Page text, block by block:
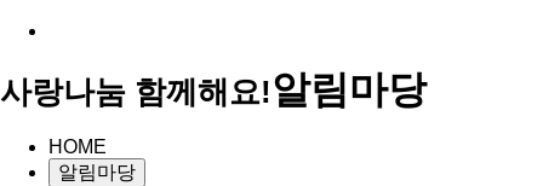
사랑나눔 함께해요!알림마당
HOME
알림마당